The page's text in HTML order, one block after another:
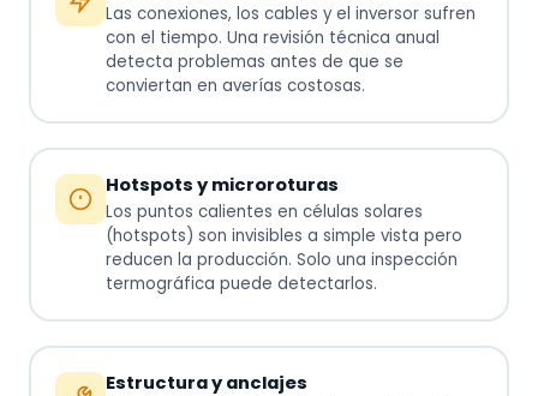
Las conexiones, los cables y el inversor sufren
con el tiempo. Una revisión técnica anual
detecta problemas antes de que se
conviertan en averías costosas.
Hotspots y microroturas
Los puntos calientes en células solares
(hotspots) son invisibles a simple vista pero
reducen la producción. Solo una inspección
termográfica puede detectarlos.
Estructura y anclajes